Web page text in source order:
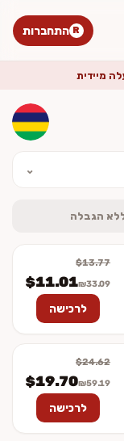
R התחברות
⌄
הגבלה
$13.77
$11.01₪33.09
לרכישה
$24.62
$19.70₪59.19
לרכישה